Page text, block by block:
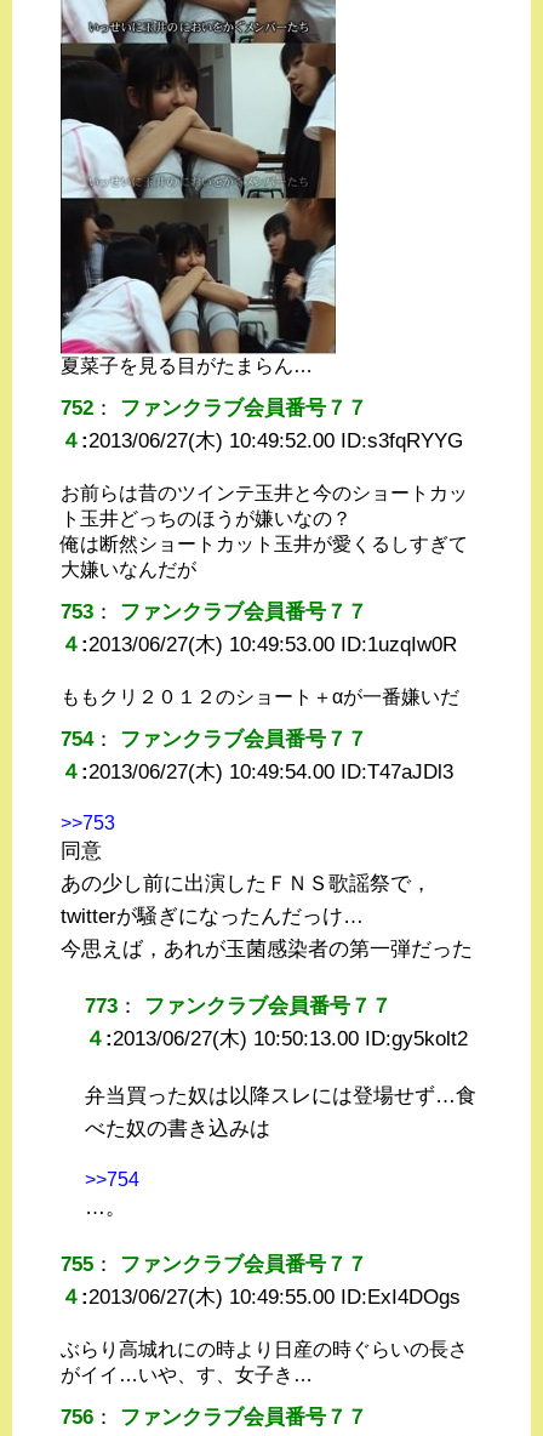
夏菜子を見る目がたまらん…
752 ： ファンクラブ会員番号７７
４ :2013/06/27(木) 10:49:52.00 ID:s3fqRYYG
お前らは昔のツインテ玉井と今のショートカッ
ト玉井どっちのほうが嫌いなの？
俺は断然ショートカット玉井が愛くるしすぎて
大嫌いなんだが
753 ： ファンクラブ会員番号７７
４ :2013/06/27(木) 10:49:53.00 ID:1uzqIw0R
ももクリ２０１２のショート＋αが一番嫌いだ
754： ファンクラブ会員番号７７
４ :2013/06/27(木) 10:49:54.00 ID:T47aJDl3
>>753
同意
あの少し前に出演したＦＮＳ歌謡祭で，
twitterが騒ぎになったんだっけ…
今思えば，あれが玉菌感染者の第一弾だった
773 ： ファンクラブ会員番号７７
４ :2013/06/27(木) 10:50:13.00 ID:gy5kolt2
弁当買った奴は以降スレには登場せず…食
べた奴の書き込みは
>>754
…。
755 ： ファンクラブ会員番号７７
４ :2013/06/27(木) 10:49:55.00 ID:ExI4DOgs
ぶらり高城れにの時より日産の時ぐらいの長さ
がイイ…いや、す、女子き…
756 ： ファンクラブ会員番号７７